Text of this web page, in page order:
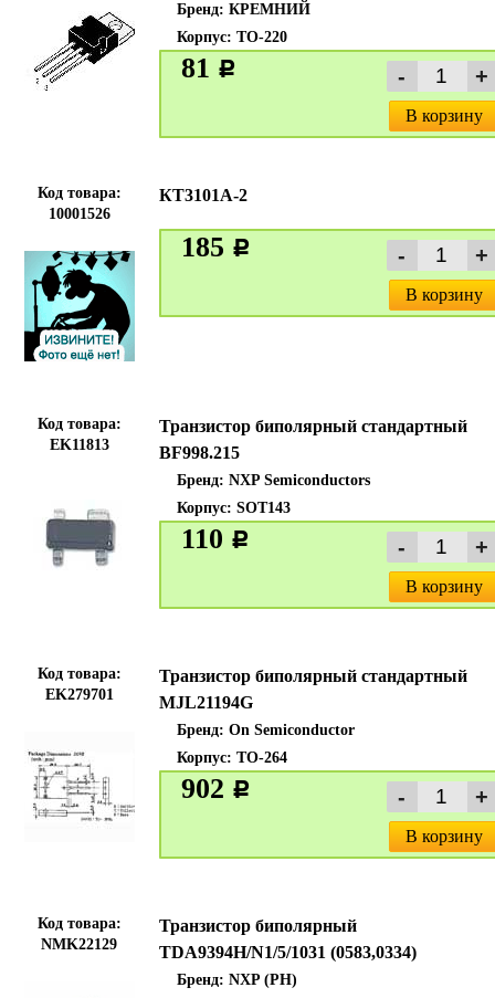
Бренд: КРЕМНИЙ
Корпус: TO-220
81 c
В корзину
Код товара:
10001526
КТ3101А-2
185 c
В корзину
Код товара:
EK11813
Транзистор биполярный стандартный
BF998.215
Бренд: NXP Semiconductors
Корпус: SOT143
110 c
В корзину
Код товара:
EK279701
Транзистор биполярный стандартный
MJL21194G
Бренд: On Semiconductor
Корпус: TO-264
902 c
В корзину
Код товара:
NMK22129
Транзистор биполярный
TDA9394H/N1/5/1031 (0583,0334)
Бренд: NXP (PH)